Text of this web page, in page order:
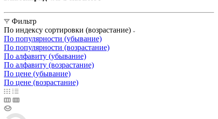
Фильтр
По индексу сортировки (возрастание)
По популярности (убывание)
По популярности (возрастание)
По алфавиту (убывание)
По алфавиту (возрастание)
По цене (убывание)
По цене (возрастание)